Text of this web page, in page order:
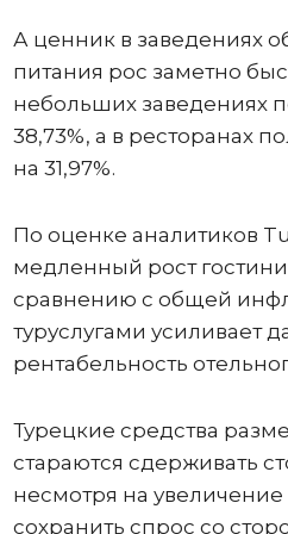
А ценник в заведениях
питания рос заметно
небольших заведениях
38,73%, а в ресторанах
на 31,97%.
По оценке аналитиков
медленный рост
сравнению с общей
туруслугами усиливает
рентабельность
Турецкие средства
стараются сдерживать
несмотря на увеличение
сохранить спрос со